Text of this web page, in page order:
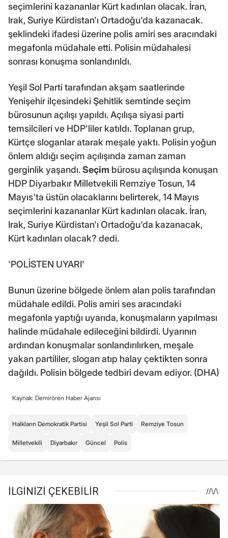
seçimlerini kazananlar Kürt kadınları olacak. İran,
Irak, Suriye Kürdistan'ı Ortadoğu'da kazanacak.
şeklindeki ifadesi üzerine polis amiri ses aracındaki
megafonla müdahale etti. Polisin müdahalesi
sonrası konuşma sonlandırıldı.
Yeşil Sol Parti tarafından akşam saatlerinde
Yenişehir ilçesindeki Şehitlik semtinde seçim
bürosunun açılışı yapıldı. Açılışa siyasi parti
temsilcileri ve HDP'liler katıldı. Toplanan grup,
Kürtçe sloganlar atarak meşale yaktı. Polisin yoğun
önlem aldığı seçim açılışında zaman zaman
gerginlik yaşandı.Seçim bürosu açılışında konuşan
HDP Diyarbakır Milletvekili Remziye Tosun, 14
Mayıs'ta üstün olacaklarını belirterek, 14 Mayıs
seçimlerini kazananlar Kürt kadınları olacak. İran,
Irak, Suriye Kürdistan'ı Ortadoğu'da kazanacak,
Kürt kadınları olacak? dedi.
'POLİSTEN UYARI'
Bunun üzerine bölgede önlem alan polis tarafından
müdahale edildi. Polis amiri ses aracındaki
megafonla yaptığı uyarıda, konuşmaların yapılması
halinde müdahale edileceğini bildirdi. Uyarının
ardından konuşmalar sonlandırılırken, meşale
yakan partililer, slogan atıp halay çektikten sonra
dağıldı. Polisin bölgede tedbiri devam ediyor. (DHA)
Kaynak: Demirören Haber Ajansı
Halkların Demokratik Partisi Yeşil Sol Parti Remziye Tosun
Milletvekili Diyarbakır Güncel Polis